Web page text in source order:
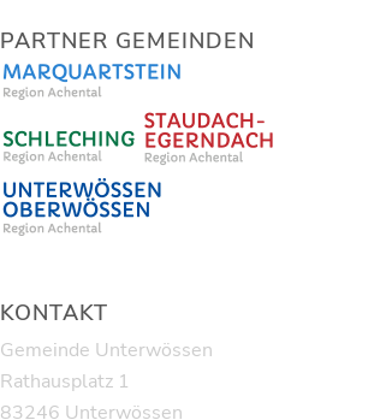
PARTNER GEMEINDEN
KONTAKT
Gemeinde Unterwössen
Rathausplatz 1
83246 Unterwössen